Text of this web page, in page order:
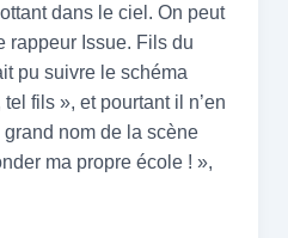
dans le ciel. On peut
rappeur Issue. Fils du
pu suivre le schéma
fils », et pourtant il n’en
nom de la scène
ma propre école ! »,